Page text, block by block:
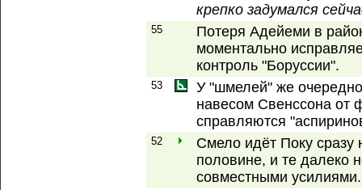
крепко задумался
55
Потеря Адейеми в
моментально
контроль "Боруссии".
53
У "шмелей" же
навесом Свенссона от
справляются
52
Смело идёт Поку сразу
половине, и те далеко
совместными усилиями.